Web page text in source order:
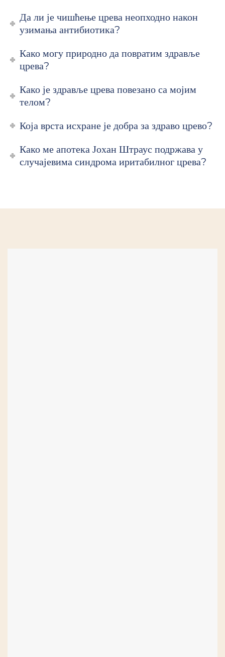
Да ли је чишћење црева неопходно након
узимања антибиотика?
Како могу природно да повратим здравље
црева?
Како је здравље црева повезано са мојим
телом?
Која врста исхране је добра за здраво црево?
Како ме апотека Јохан Штраус подржава у
случајевима синдрома иритабилног црева?